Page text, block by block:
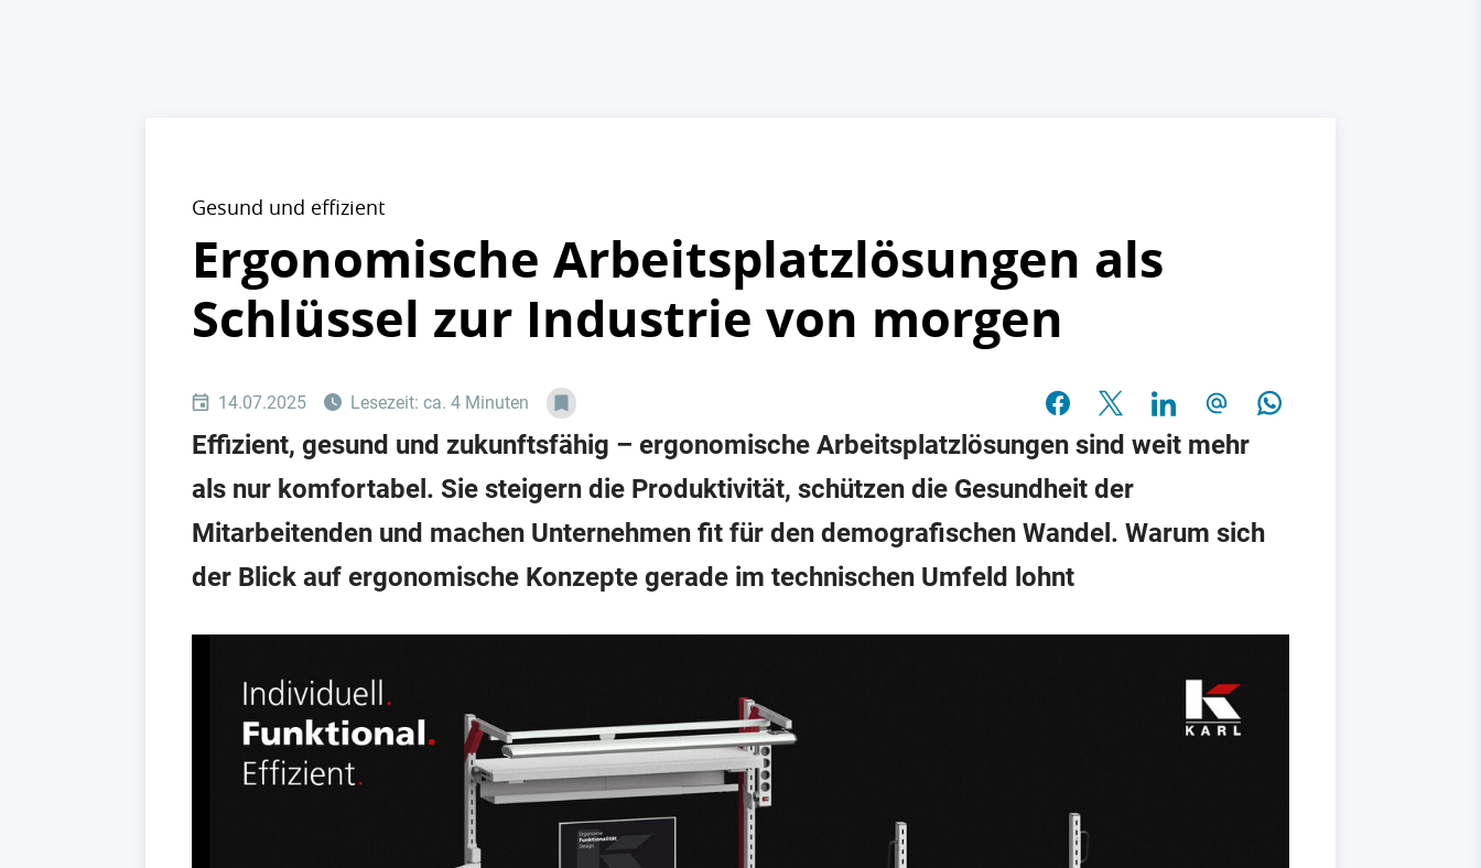
Gesund und effizient
Ergonomische Arbeitsplatzlösungen als
Schlüssel zur Industrie von morgen
14.07.2025 Lesezeit: ca. 4 Minuten
Effizient, gesund und zukunftsfähig – ergonomische Arbeitsplatzlösungen sind weit mehr
als nur komfortabel. Sie steigern die Produktivität, schützen die Gesundheit der
Mitarbeitenden und machen Unternehmen fit für den demografischen Wandel. Warum sich
der Blick auf ergonomische Konzepte gerade im technischen Umfeld lohnt